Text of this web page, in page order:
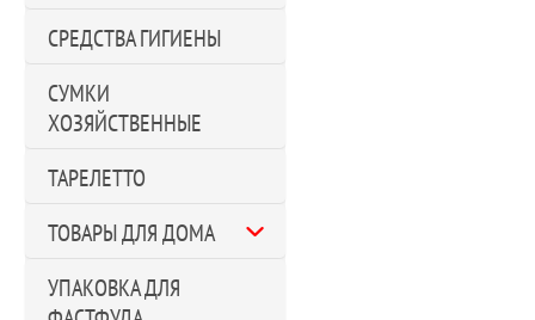
СРЕДСТВА ГИГИЕНЫ
СУМКИ
ХОЗЯЙСТВЕННЫЕ
ТАРЕЛЕТТО
ТОВАРЫ ДЛЯ ДОМА
УПАКОВКА ДЛЯ